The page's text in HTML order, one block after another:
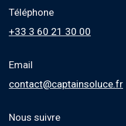
Téléphone
+33 3 60 21 30 00
Email
contact@captainsoluce.fr
Nous suivre